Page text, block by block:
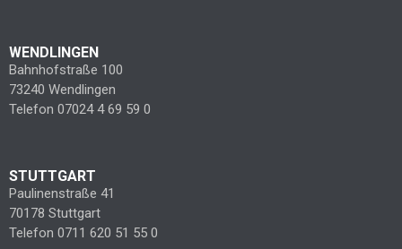
WENDLINGEN
Bahnhofstraße 100
73240 Wendlingen
Telefon 07024 4 69 59 0
STUTTGART
Paulinenstraße 41
70178 Stuttgart
Telefon 0711 620 51 55 0